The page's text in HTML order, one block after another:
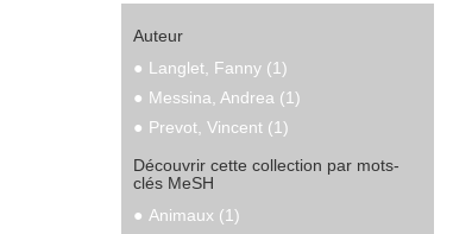
Auteur
Langlet, Fanny (1)
Messina, Andrea (1)
Prevot, Vincent (1)
Découvrir cette collection par mots-
clés MeSH
Animaux (1)